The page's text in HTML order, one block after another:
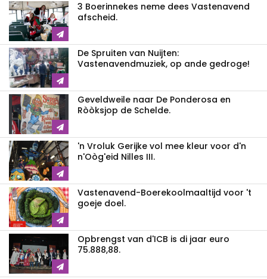
3 Boerinnekes neme dees Vastenavend
afscheid.
De Spruiten van Nuijten:
Vastenavendmuziek, op ande gedroge!
Geveldweile naar De Ponderosa en
Ròòksjop de Schelde.
'n Vroluk Gerijke vol mee kleur voor d'n
n'Oòg'eid Nilles III.
Vastenavend-Boerekoolmaaltijd voor 't
goeje doel.
Opbrengst van d'ICB is di jaar euro
75.888,88.